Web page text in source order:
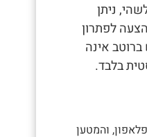
ניתן
לפתרון
אינה
בלבד.
והמטען